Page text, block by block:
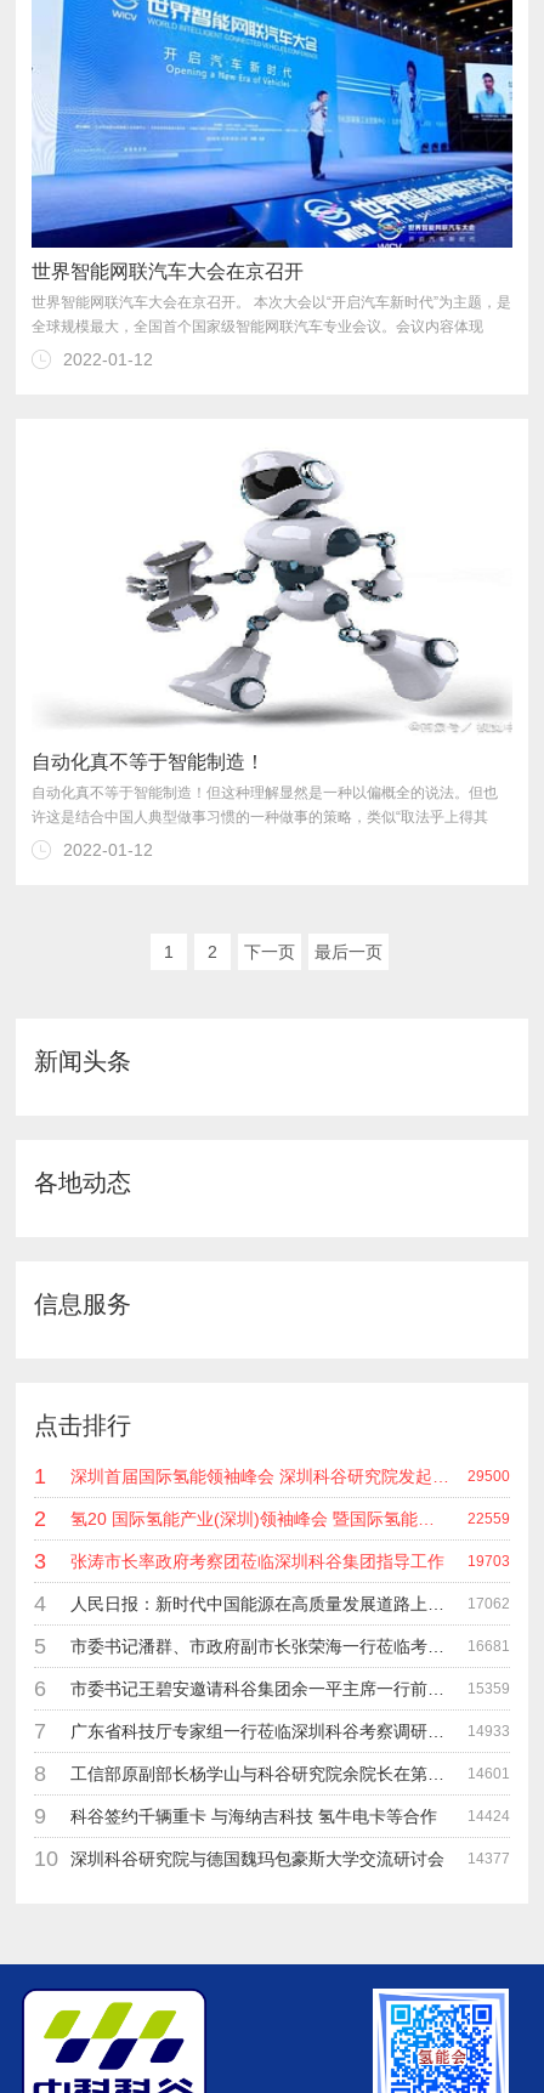
世界智能网联汽车大会在京召开
2022-01-12
自动化真不等于智能制造！
2022-01-12
1 2 下一页 最后一页
新闻头条
各地动态
信息服务
点击排行
1 深圳首届国际氢能领袖峰会 深圳科谷研究院发起主办 在深能源集团成功召开 会上相关单位 研发机构 龙头企业等签约合作 29500
2 氢20 国际氢能产业(深圳)领袖峰会 暨国际氢能产业链展览会 22559
3 张涛市长率政府考察团莅临深圳科谷集团指导工作 19703
4 人民日报：新时代中国能源在高质量发展道路上奋勇前进 17062
5 市委书记潘群、市政府副市长张荣海一行莅临考察指导工作 16681
6 市委书记王碧安邀请科谷集团余一平主席一行前往工业转移园考察合作 15359
7 广东省科技厅专家组一行莅临深圳科谷考察调研“未来能源中心”项目 14933
8 工信部原副部长杨学山与科谷研究院余院长在第九届中电博览会交流 14601
9 科谷签约千辆重卡 与海纳吉科技 氢牛电卡等合作 14424
10 深圳科谷研究院与德国魏玛包豪斯大学交流研讨会 14377